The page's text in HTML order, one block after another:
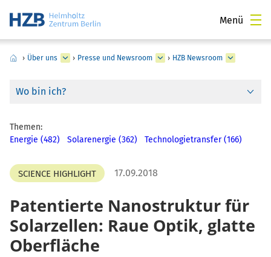
Menü
› Über uns › Presse und Newsroom › HZB Newsroom
Wo bin ich?
Themen:
Energie (482)
Solarenergie (362) Technologietransfer (166)
SCIENCE HIGHLIGHT 17.09.2018
Patentierte Nanostruktur für
Solarzellen: Raue Optik, glatte
Oberfläche